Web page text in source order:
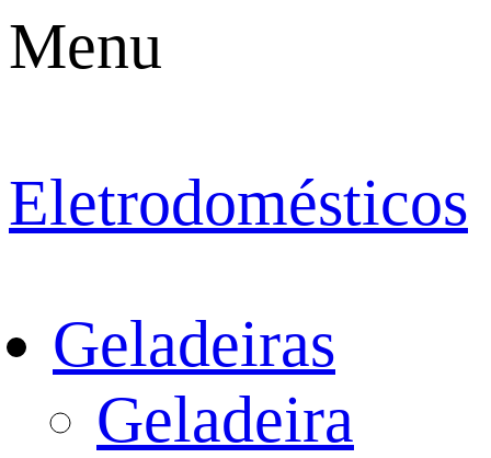
Menu
Eletrodomésticos
Geladeiras
Geladeira